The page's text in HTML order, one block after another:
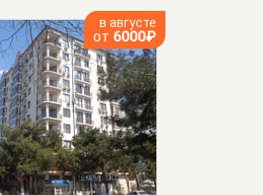
в августе
от 6000₽